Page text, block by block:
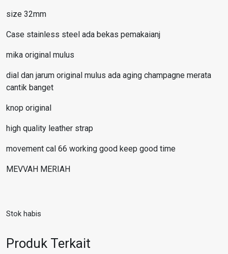
size 32mm
Case stainless steel ada bekas pemakaianj
mika original mulus
dial dan jarum original mulus ada aging champagne merata
cantik banget
knop original
high quality leather strap
movement cal 66 working good keep good time
MEVVAH MERIAH
Stok habis
Produk Terkait